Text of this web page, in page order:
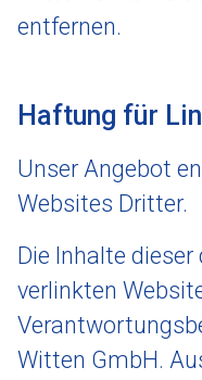
entfernen.
Haftung für
Unser Angebot
Websites Dritter.
Die Inhalte
verlinkten
Witten GmbH.